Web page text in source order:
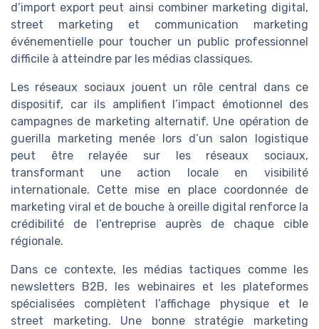
d’import export peut ainsi combiner marketing digital,
street marketing et communication marketing
événementielle pour toucher un public professionnel
difficile à atteindre par les médias classiques.
Les réseaux sociaux jouent un rôle central dans ce
dispositif, car ils amplifient l’impact émotionnel des
campagnes de marketing alternatif. Une opération de
guerilla marketing menée lors d’un salon logistique
peut être relayée sur les réseaux sociaux,
transformant une action locale en visibilité
internationale. Cette mise en place coordonnée de
marketing viral et de bouche à oreille digital renforce la
crédibilité de l’entreprise auprès de chaque cible
régionale.
Dans ce contexte, les médias tactiques comme les
newsletters B2B, les webinaires et les plateformes
spécialisées complètent l’affichage physique et le
street marketing. Une bonne stratégie marketing